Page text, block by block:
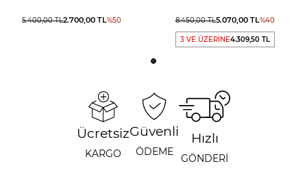
5.400,00TL2.700,00 TL%50 8.450,00TL5.070,00TL%40
3 VE ÜZERİNE4.309,50 TL
Ücretsiz
KARGO
Güvenli
ÖDEME
Hızlı
GÖNDERİ